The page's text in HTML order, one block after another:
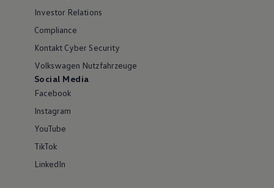
Investor Relations
Compliance
Kontakt Cyber Security
Volkswagen Nutzfahrzeuge
Social Media
Facebook
Instagram
YouTube
TikTok
LinkedIn